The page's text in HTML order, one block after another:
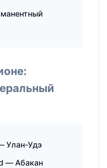
Улан-Удэ
— Абакан